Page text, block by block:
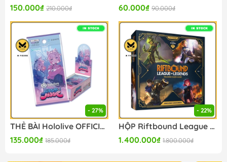
150.000₫ 210.000₫
60.000₫ 90.000₫
- 27%
THẺ BÀI Hololive OFFICIAL CARD GAME - Bouncer Bound - Booster Box (Hololive OFFICIAL) PACK CARD CHÍNH HÃNG
135.000₫ 185.000₫
- 22%
HỘP Riftbound League of Legends 2025 TCG - Set 1 - Origins - Box Set - Proving Grounds (Riot Games) BOX CARD CHÍNH HÃNG
1.400.000₫ 1.800.000₫